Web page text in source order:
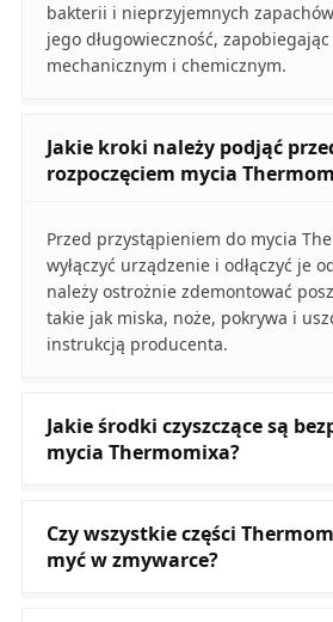
bakterii i nieprzyjemnych
jego długowieczność,
mechanicznym i chemicznym.
Jakie kroki należy podjąć
rozpoczęciem mycia
Przed przystąpieniem do mycia
wyłączyć urządzenie i odłączyć je
należy ostrożnie zdemontować
takie jak miska, noże, pokrywa i
instrukcją producenta.
Jakie środki czyszczące są
mycia Thermomixa?
Czy wszystkie części
myć w zmywarce?